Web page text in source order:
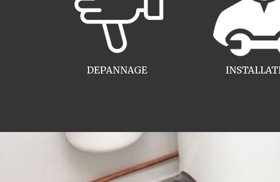
DEPANNAGE